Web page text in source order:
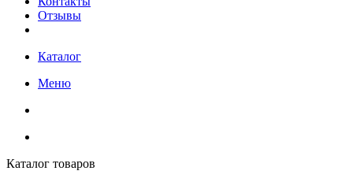
Отзывы
Каталог
Меню
Каталог товаров